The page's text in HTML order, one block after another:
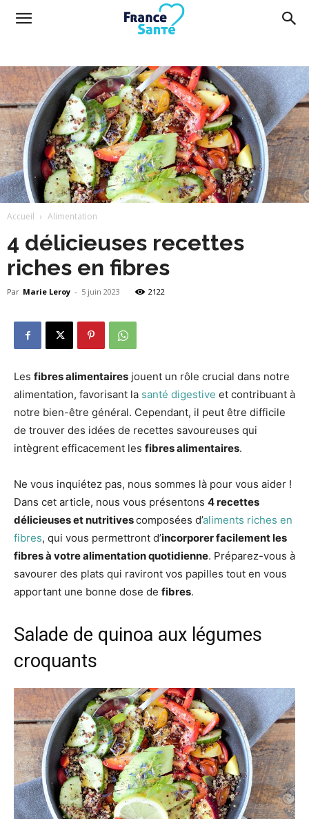
France
Santé
Accueil Alimentation
4 délicieuses recettes
riches en fibres
Par Marie Leroy - 5 juin 2023 2122
Les fibres alimentaires jouent un rôle crucial dans notre
alimentation, favorisant la santé digestive et contribuant à
notre bien-être général. Cependant, il peut être difficile
de trouver des idées de recettes savoureuses qui
intègrent efficacement les fibres alimentaires.
Ne vous inquiétez pas, nous sommes là pour vous aider !
Dans cet article, nous vous présentons 4 recettes
délicieuses et nutritivescomposées d’aliments riches en
fibres, qui vous permettront d’incorporer facilement les
fibres à votre alimentation quotidienne. Préparez-vous à
savourer des plats qui raviront vos papilles tout en vous
apportant une bonne dose de fibres.
Salade de quinoa aux légumes
croquants